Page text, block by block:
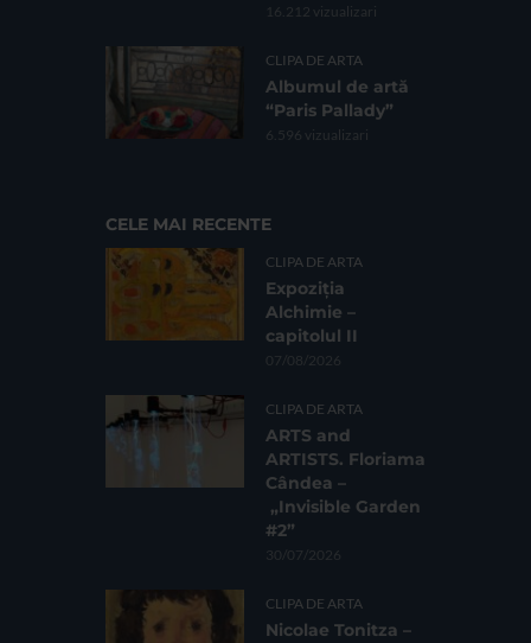
16.212 vizualizari
CLIPA DE ARTA
Albumul de artă
“Paris Pallady”
6.596 vizualizari
CELE MAI RECENTE
CLIPA DE ARTA
Expoziția
Alchimie –
capitolul II
07/08/2026
CLIPA DE ARTA
ARTS and
ARTISTS. Floriama
Cândea –
„Invisible Garden
#2”
30/07/2026
CLIPA DE ARTA
Nicolae Tonitza –